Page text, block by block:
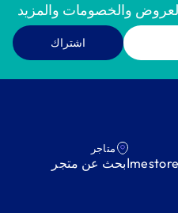
والخصومات والمزيد
اشتراك
متاجر
ابحث عن متجر